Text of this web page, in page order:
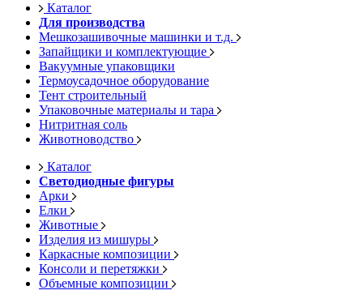
Каталог
Для производства
Мешкозашивочные машинки и т.д.
Запайщики и комплектующие
Вакуумные упаковщики
Термоусадочное оборудование
Тент строительный
Упаковочные материалы и тара
Нитритная соль
Животноводство
Каталог
Светодиодные фигуры
Арки
Елки
Животные
Изделия из мишуры
Каркасные композиции
Консоли и перетяжки
Объемные композиции